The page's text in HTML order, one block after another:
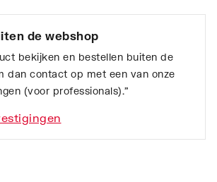
de webshop
bekijken en bestellen buiten de
dan contact op met een van onze
(voor professionals).”